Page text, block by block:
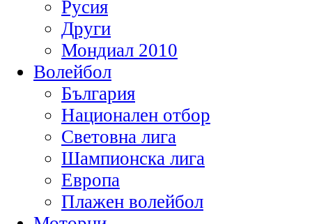
Русия
Други
Мондиал 2010
Волейбол
България
Национален отбор
Световна лига
Шампионска лига
Европа
Плажен волейбол